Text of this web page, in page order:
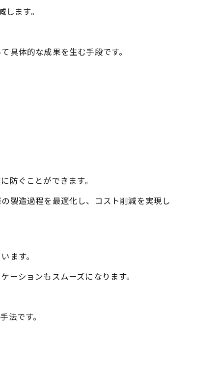
ます。
具体的な成果を生む手段です。
防ぐことができます。
製造過程を最適化し、コスト削減を実現し
ます。
ションもスムーズになります。
です。